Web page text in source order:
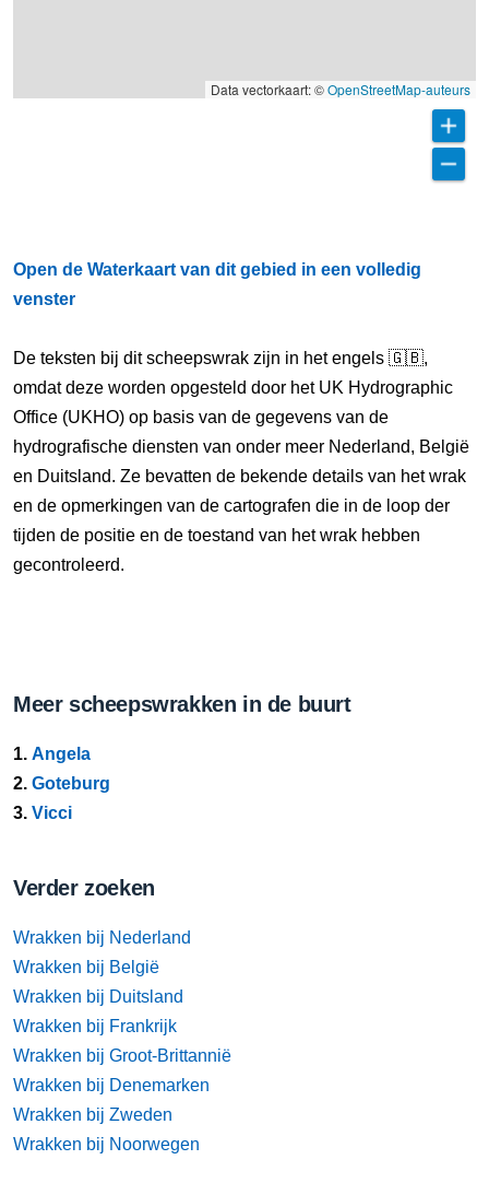
Data vectorkaart: ©OpenStreetMap-auteurs
Open de Waterkaart van dit gebied in een volledig
venster
De teksten bij dit scheepswrak zijn in het engels 🇬🇧,
omdat deze worden opgesteld door het UK Hydrographic
Office (UKHO) op basis van de gegevens van de
hydrografische diensten van onder meer Nederland, België
en Duitsland. Ze bevatten de bekende details van het wrak
en de opmerkingen van de cartografen die in de loop der
tijden de positie en de toestand van het wrak hebben
gecontroleerd.
Meer scheepswrakken in de buurt
1. Angela
2. Goteburg
3. Vicci
Verder zoeken
Wrakken bij Nederland
Wrakken bij België
Wrakken bij Duitsland
Wrakken bij Frankrijk
Wrakken bij Groot-Brittannië
Wrakken bij Denemarken
Wrakken bij Zweden
Wrakken bij Noorwegen